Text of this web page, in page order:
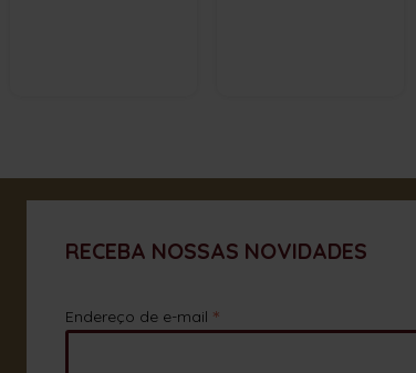
RECEBA NOSSAS NOVIDADES
Endereço de e-mail *